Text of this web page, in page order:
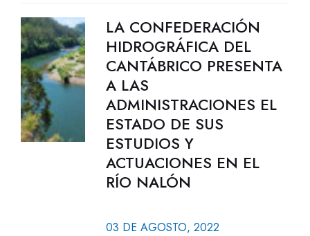
LA CONFEDERACIÓN
HIDROGRÁFICA DEL
CANTÁBRICO PRESENTA
A LAS
ADMINISTRACIONES EL
ESTADO DE SUS
ESTUDIOS Y
ACTUACIONES EN EL
RÍO NALÓN
03 DE AGOSTO, 2022